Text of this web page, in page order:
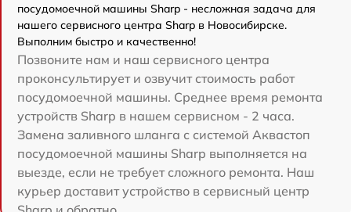
посудомоечной машины Sharp - несложная задача для
нашего сервисного центра Sharp в Новосибирске.
Выполним быстро и качественно!
Позвоните нам и наш сервисного центра
проконсультирует и озвучит стоимость работ
посудомоечной машины. Среднее время ремонта
устройств Sharp в нашем сервисном - 2 часа.
Замена заливного шланга с системой Аквастоп
посудомоечной машины Sharp выполняется на
выезде, если не требует сложного ремонта. Наш
курьер доставит устройство в сервисный центр